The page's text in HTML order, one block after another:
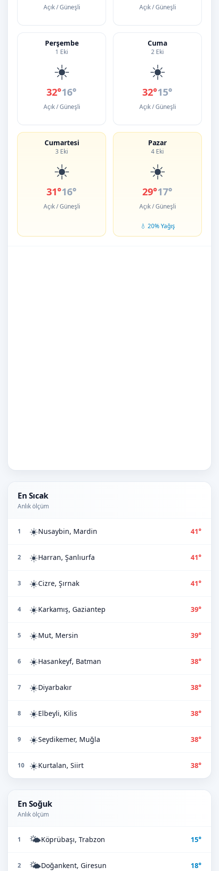
Açık / Güneşli Açık / Güneşli
Perşembe
1 Eki
☀️
32°16°
Açık / Güneşli
Cuma
2 Eki
☀️
32°15°
Açık / Güneşli
Cumartesi
3 Eki
☀️
31°16°
Açık / Güneşli
Pazar
4 Eki
☀️
29°17°
Açık / Güneşli
💧 20% Yağış
En Sıcak
Anlık ölçüm
1 ☀️Nusaybin, Mardin 41°
2 ☀️Harran, Şanlıurfa 41°
3 ☀️Cizre, Şırnak 41°
4 ☀️Karkamış, Gaziantep 39°
5 ☀️Mut, Mersin 39°
6 ☀️Hasankeyf, Batman 38°
7 ☀️Diyarbakır 38°
8 ☀️Elbeyli, Kilis 38°
9 ☀️Seydikemer, Muğla 38°
10 ☀️Kurtalan, Siirt 38°
En Soğuk
Anlık ölçüm
1 🌤️Köprübaşı, Trabzon 15°
2 🌤️Doğankent, Giresun 18°